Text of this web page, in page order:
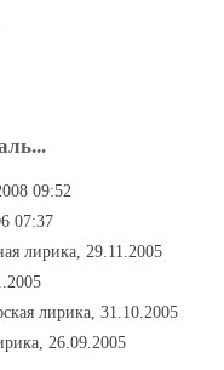
09:52
07:37
лирика, 29.11.2005
лирика, 31.10.2005
26.09.2005